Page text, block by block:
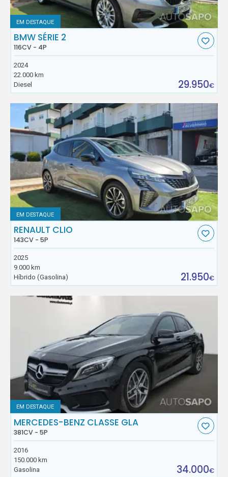
EM DESTAQUE
BMW SÉRIE 2
116CV - 4P
2024
22.000 km
Diesel
29.950€
EM DESTAQUE
RENAULT CLIO
143CV - 5P
2025
9.000 km
Híbrido (Gasolina)
21.950€
EM DESTAQUE
MERCEDES-BENZ CLASSE GLA
381CV - 5P
2016
150.000 km
Gasolina
34.000€